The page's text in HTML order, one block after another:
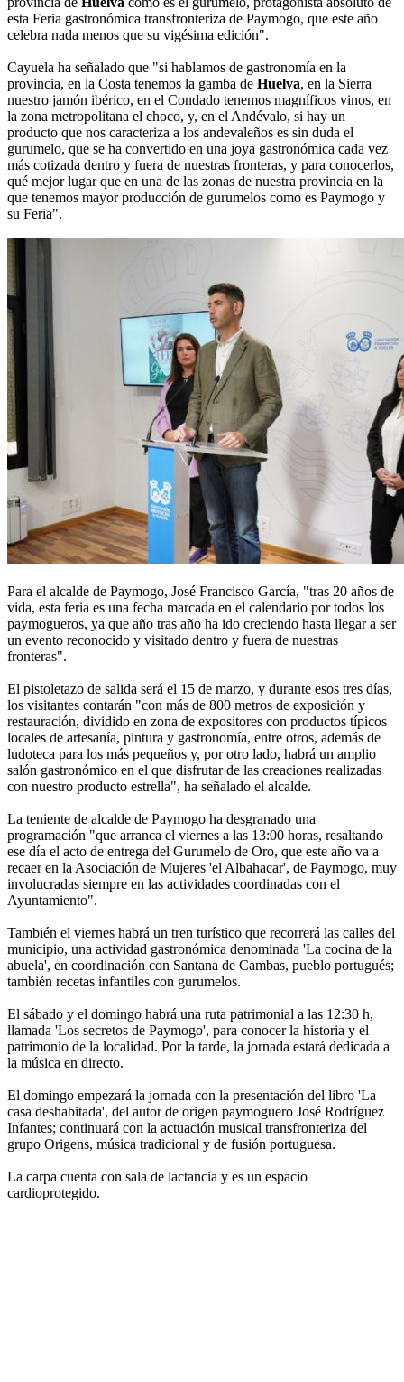
esta Feria gastronómica transfronteriza de Paymogo, que este año
celebra nada menos que su vigésima edición".
Cayuela ha señalado que "si hablamos de gastronomía en la
provincia, en la Costa tenemos la gamba de Huelva, en la Sierra
nuestro jamón ibérico, en el Condado tenemos magníficos vinos, en
la zona metropolitana el choco, y, en el Andévalo, si hay un
producto que nos caracteriza a los andevaleños es sin duda el
gurumelo, que se ha convertido en una joya gastronómica cada vez
más cotizada dentro y fuera de nuestras fronteras, y para conocerlos,
qué mejor lugar que en una de las zonas de nuestra provincia en la
que tenemos mayor producción de gurumelos como es Paymogo y
su Feria".
Para el alcalde de Paymogo, José Francisco García, "tras 20 años de
vida, esta feria es una fecha marcada en el calendario por todos los
paymogueros, ya que año tras año ha ido creciendo hasta llegar a ser
un evento reconocido y visitado dentro y fuera de nuestras
fronteras".
El pistoletazo de salida será el 15 de marzo, y durante esos tres días,
los visitantes contarán "con más de 800 metros de exposición y
restauración, dividido en zona de expositores con productos típicos
locales de artesanía, pintura y gastronomía, entre otros, además de
ludoteca para los más pequeños y, por otro lado, habrá un amplio
salón gastronómico en el que disfrutar de las creaciones realizadas
con nuestro producto estrella", ha señalado el alcalde.
La teniente de alcalde de Paymogo ha desgranado una
programación "que arranca el viernes a las 13:00 horas, resaltando
ese día el acto de entrega del Gurumelo de Oro, que este año va a
recaer en la Asociación de Mujeres 'el Albahacar', de Paymogo, muy
involucradas siempre en las actividades coordinadas con el
Ayuntamiento".
También el viernes habrá un tren turístico que recorrerá las calles del
municipio, una actividad gastronómica denominada 'La cocina de la
abuela', en coordinación con Santana de Cambas, pueblo portugués;
también recetas infantiles con gurumelos.
El sábado y el domingo habrá una ruta patrimonial a las 12:30 h,
llamada 'Los secretos de Paymogo', para conocer la historia y el
patrimonio de la localidad. Por la tarde, la jornada estará dedicada a
la música en directo.
El domingo empezará la jornada con la presentación del libro 'La
casa deshabitada', del autor de origen paymoguero José Rodríguez
Infantes; continuará con la actuación musical transfronteriza del
grupo Origens, música tradicional y de fusión portuguesa.
La carpa cuenta con sala de lactancia y es un espacio
cardioprotegido.